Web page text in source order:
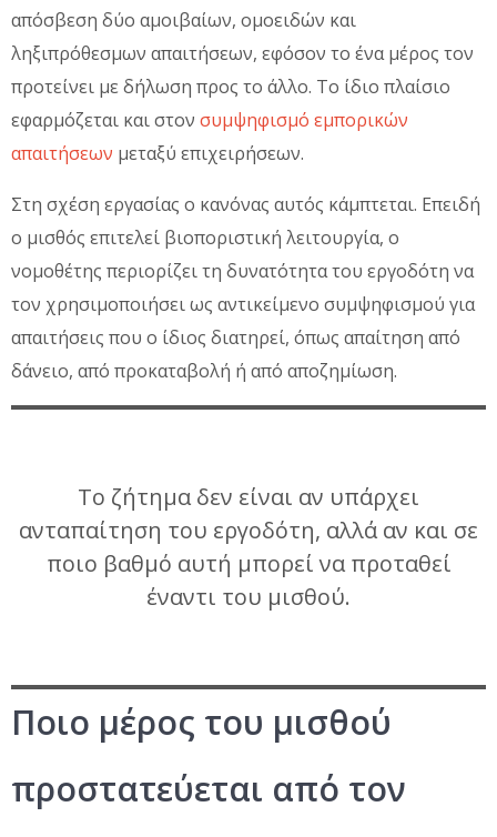
απόσβεση δύο αμοιβαίων, ομοειδών και
ληξιπρόθεσμων απαιτήσεων, εφόσον το ένα μέρος τον
προτείνει με δήλωση προς το άλλο. Το ίδιο πλαίσιο
εφαρμόζεται και στον συμψηφισμό εμπορικών
απαιτήσεων μεταξύ επιχειρήσεων.
Στη σχέση εργασίας ο κανόνας αυτός κάμπτεται. Επειδή
ο μισθός επιτελεί βιοποριστική λειτουργία, ο
νομοθέτης περιορίζει τη δυνατότητα του εργοδότη να
τον χρησιμοποιήσει ως αντικείμενο συμψηφισμού για
απαιτήσεις που ο ίδιος διατηρεί, όπως απαίτηση από
δάνειο, από προκαταβολή ή από αποζημίωση.
Το ζήτημα δεν είναι αν υπάρχει
ανταπαίτηση του εργοδότη, αλλά αν και σε
ποιο βαθμό αυτή μπορεί να προταθεί
έναντι του μισθού.
Ποιο μέρος του μισθού
προστατεύεται από τον